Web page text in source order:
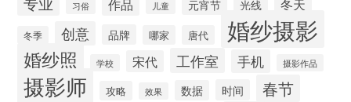
习俗 作品 儿童 元宵节 光线 冬天
冬季 创意 品牌 哪家 唐代 婚纱摄影
婚纱照 学校 宋代 工作室 手机 摄影作品
摄影师 攻略 效果 数据 时间 春节